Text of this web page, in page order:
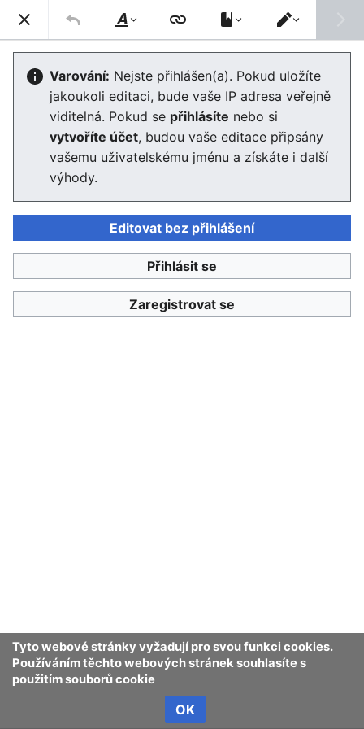
Enviwiki
Wikislovník
Editor se nyní načte. Pokud tuto zprávu stále vidíte po
několika sekundách, prosím obnovte stránku .
Tyto webové stránky vyžadují pro svou funkci cookies.
Používáním těchto webových stránek souhlasíte s
použitím souborů cookie
OK
Enviwiki
Styl
textu
Přepnout
editor
Varování: Nejste přihlášen(a). Pokud uložíte
jakoukoli editaci, bude vaše IP adresa veřejně
viditelná. Pokud se přihlásíte nebo si
vytvoříte účet, budou vaše editace připsány
vašemu uživatelskému jménu a získáte i další
výhody.
Editovat bez přihlášení
Přihlásit se
Zaregistrovat se